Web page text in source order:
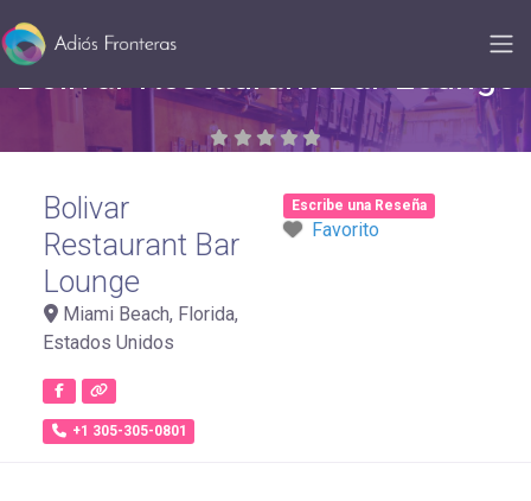
Bolivar Restaurant Bar Lounge
Bolivar
Restaurant Bar
Lounge
Miami Beach, Florida,
Estados Unidos
+1 305-305-0801
Escribe una Reseña
Favorito